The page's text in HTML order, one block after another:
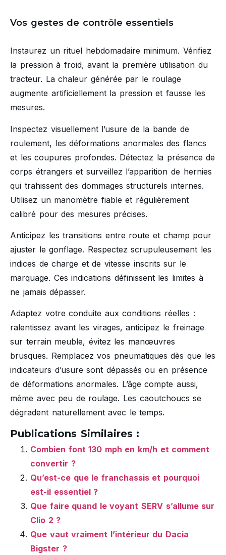
Vos gestes de contrôle essentiels
Instaurez un rituel hebdomadaire minimum. Vérifiez
la pression à froid, avant la première utilisation du
tracteur. La chaleur générée par le roulage
augmente artificiellement la pression et fausse les
mesures.
Inspectez visuellement l’usure de la bande de
roulement, les déformations anormales des flancs
et les coupures profondes. Détectez la présence de
corps étrangers et surveillez l’apparition de hernies
qui trahissent des dommages structurels internes.
Utilisez un manomètre fiable et régulièrement
calibré pour des mesures précises.
Anticipez les transitions entre route et champ pour
ajuster le gonflage. Respectez scrupuleusement les
indices de charge et de vitesse inscrits sur le
marquage. Ces indications définissent les limites à
ne jamais dépasser.
Adaptez votre conduite aux conditions réelles :
ralentissez avant les virages, anticipez le freinage
sur terrain meuble, évitez les manœuvres
brusques. Remplacez vos pneumatiques dès que les
indicateurs d’usure sont dépassés ou en présence
de déformations anormales. L’âge compte aussi,
même avec peu de roulage. Les caoutchoucs se
dégradent naturellement avec le temps.
Publications Similaires :
Combien font 130 mph en km/h et comment
convertir ?
Qu’est-ce que le franchassis et pourquoi
est-il essentiel ?
Que faire quand le voyant SERV s’allume sur
Clio 2 ?
Que vaut vraiment l’intérieur du Dacia
Bigster ?